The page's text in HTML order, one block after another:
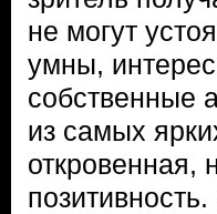
не могут
умны,
собственные
из самых
откровенная,
позитивность.